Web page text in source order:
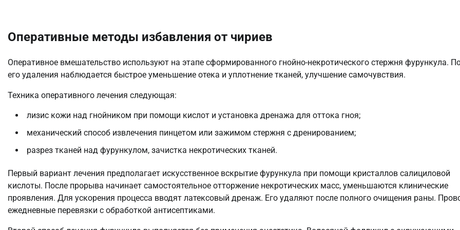
Оперативные методы избавления от чириев
Оперативное вмешательство используют на этапе сформированного гнойно-некротического стержня фурункула.
его удаления наблюдается быстрое уменьшение отека и уплотнение тканей, улучшение самочувствия.
Техника оперативного лечения следующая:
лизис кожи над гнойником при помощи кислот и установка дренажа для оттока гноя;
механический способ извлечения пинцетом или зажимом стержня с дренированием;
разрез тканей над фурункулом, зачистка некротических тканей.
Первый вариант лечения предполагает искусственное вскрытие фурункула при помощи кристаллов салициловой
кислоты. После прорыва начинает самостоятельное отторжение некротических масс, уменьшаются клинические
проявления. Для ускорения процесса вводят латексовый дренаж. Его удаляют после полного очищения раны.
ежедневные перевязки с обработкой антисептиками.